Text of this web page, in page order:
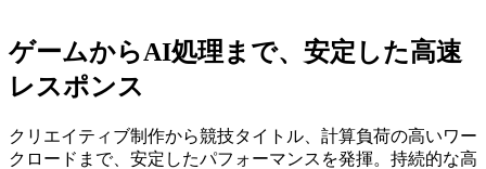
ゲームからAI処理まで、安定した高速
レスポンス
クリエイティブ制作から競技タイトル、計算負荷の高いワー
クロードまで、安定したパフォーマンスを発揮。持続的な高